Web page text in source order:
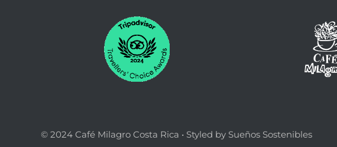
© 2024 Café Milagro Costa Rica • Styled by Sueños Sostenibles